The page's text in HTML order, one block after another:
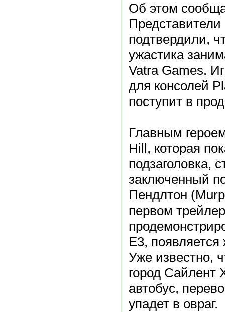
Об этом
Представители
подтвердили,
ужастика
Vatra Games.
для консолей
поступит в
Главным
Hill, которая
подзаголовка,
заключенный
Пендлтон
первом
E3,
Уже известно,
город Сайлент
автобус,
упадет в овраг.